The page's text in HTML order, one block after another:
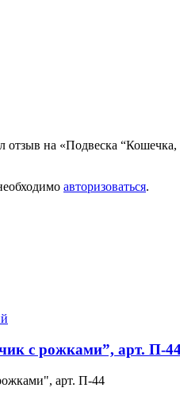
отзыв на «Подвеска “Кошечка,
авторизоваться.
с рожками”, арт. П-
арт. П-44